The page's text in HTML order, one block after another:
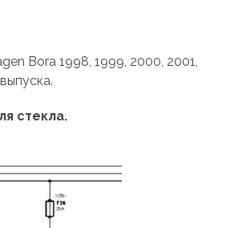
Bora 1998, 1999, 2000, 2001,
стекла.